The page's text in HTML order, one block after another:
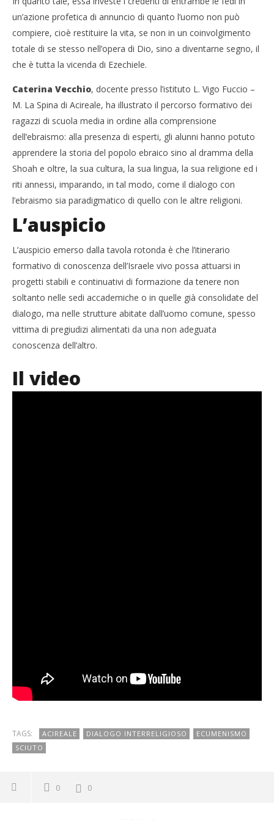
un’azione profetica di annuncio di quanto l’uomo non può
compiere, cioè restituire la vita, se non in un coinvolgimento
totale di se stesso nell’opera di Dio, sino a diventarne segno, il
che è tutta la vicenda di Ezechiele.
Caterina Vecchio, docente presso l’istituto L. Vigo Fuccio –
M. La Spina di Acireale, ha illustrato il percorso formativo dei
ragazzi di scuola media in ordine alla comprensione
dell’ebraismo: alla presenza di esperti, gli alunni hanno potuto
apprendere la storia del popolo ebraico sino al dramma della
Shoah e oltre, la sua cultura, la sua lingua, la sua religione ed i
riti annessi, imparando, in tal modo, come il dialogo con
l’ebraismo sia paradigmatico di quello con le altre religioni.
L’auspicio
L’auspicio emerso dalla tavola rotonda è che l’itinerario
formativo di conoscenza dell’Israele vivo possa attuarsi in
progetti stabili e continuativi di formazione da tenere non
soltanto nelle sedi accademiche o in quelle già consolidate del
dialogo, ma nelle strutture abitate dall’uomo comune, spesso
vittima di pregiudizi alimentati da una non adeguata
conoscenza dell’altro.
Il video
TAGS: ACIREALE DIALOGO INTERRELIGIOSO
ECUMENISMO
SCIUTO
0 0